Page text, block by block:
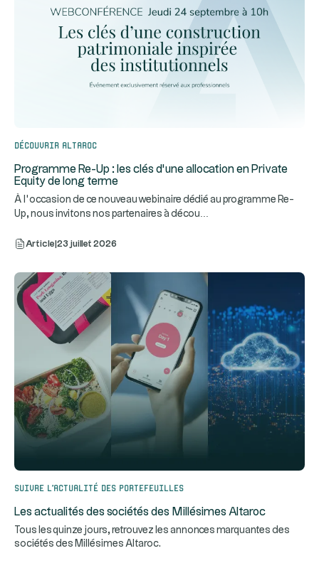
Découvrir Altaroc
Programme Re-Up : les clés d’une allocation en Private
Equity de long terme
À l’occasion de ce nouveau webinaire dédié au programme Re-
Up, nous invitons nos partenaires à décou...
Article 23 juillet 2026
Suivre l’actualité des portefeuilles
Les actualités des sociétés des Millésimes Altaroc
Tous les quinze jours, retrouvez les annonces marquantes des
sociétés des Millésimes Altaroc.